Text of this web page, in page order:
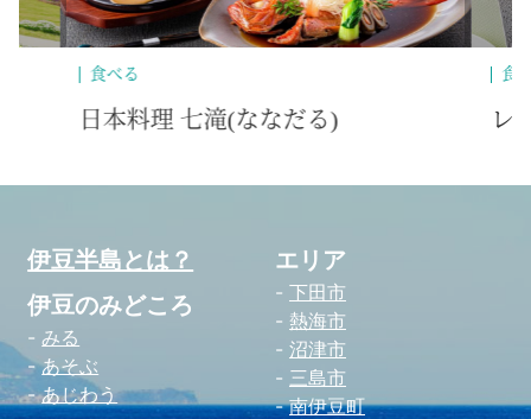
食べる
レストラン「メレシー」
温
今
伊豆半島とは？
伊豆のみどころ
みる
あそぶ
あじわう
エリア
下田市
熱海市
沼津市
三島市
南伊豆町